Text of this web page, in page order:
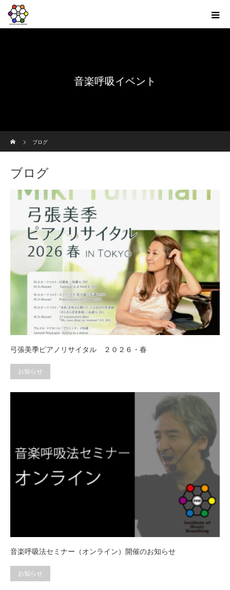
音楽呼吸イベント
ブログ
ブログ
弓張美季ピアノリサイタル ２０２６・春
お知らせ
音楽呼吸法セミナー（オンライン）開催のお知らせ
お知らせ